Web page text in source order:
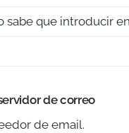
sabe que introducir
de correo
de email.